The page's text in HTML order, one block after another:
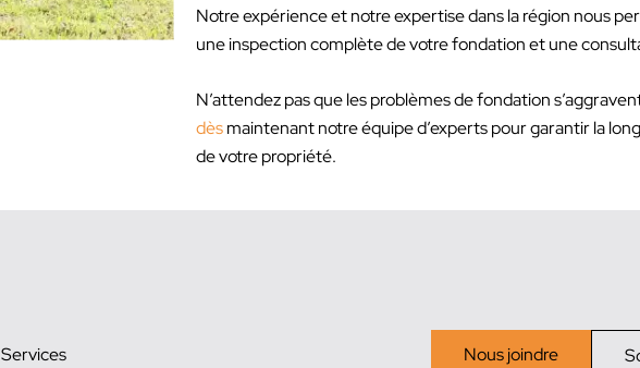
Notre expérience et notre expertise dans la région nous
une inspection complète de votre fondation et une
N’attendez pas que les problèmes de fondation
dèsmaintenant notre équipe d’experts pour garantir la
de votre propriété.
Services Nous joindre